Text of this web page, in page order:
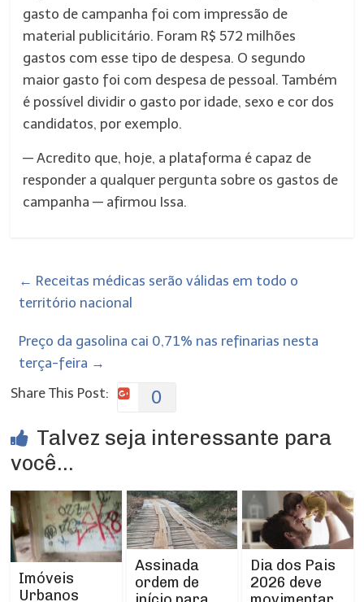
gasto de campanha foi com impressão de
material publicitário. Foram R$ 572 milhões
gastos com esse tipo de despesa. O segundo
maior gasto foi com despesa de pessoal. Também
é possível dividir o gasto por idade, sexo e cor dos
candidatos, por exemplo.
— Acredito que, hoje, a plataforma é capaz de
responder a qualquer pergunta sobre os gastos de
campanha — afirmou Issa.
← Receitas médicas serão válidas em todo o
território nacional
Preço da gasolina cai 0,71% nas refinarias nesta
terça-feira →
Share This Post:
0
Talvez seja interessante para
você...
Imóveis
Urbanos
Assinada
ordem de
Dia dos Pais
2026 deve